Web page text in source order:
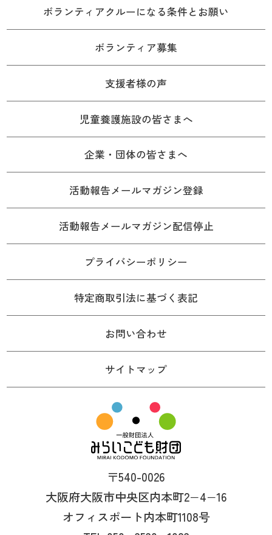
ボランティアクルーになる条件とお願い
ボランティア募集
支援者様の声
児童養護施設の皆さまへ
企業・団体の皆さまへ
活動報告メールマガジン登録
活動報告メールマガジン配信停止
プライバシーポリシー
特定商取引法に基づく表記
お問い合わせ
サイトマップ
〒540-0026
大阪府大阪市中央区内本町2−4−16
オフィスポート内本町1108号